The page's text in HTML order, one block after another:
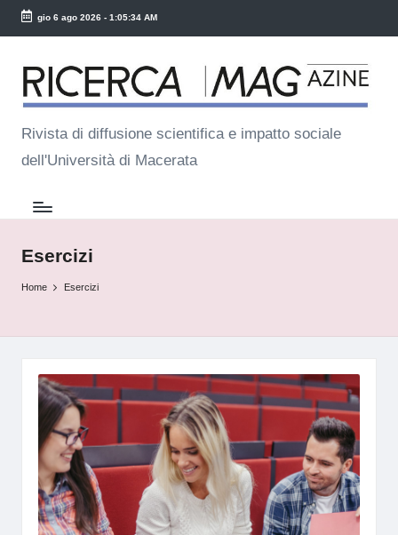
Skip
content
gio 6 ago 2026- 1:05:34 AM
R
ic
e
r
c
a
M
a
Rivista di diffusione scientifica e impatto sociale
dell'Università di Macerata
Esercizi
Home Esercizi